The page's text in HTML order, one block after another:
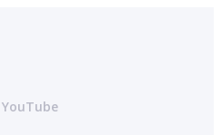
YouTube